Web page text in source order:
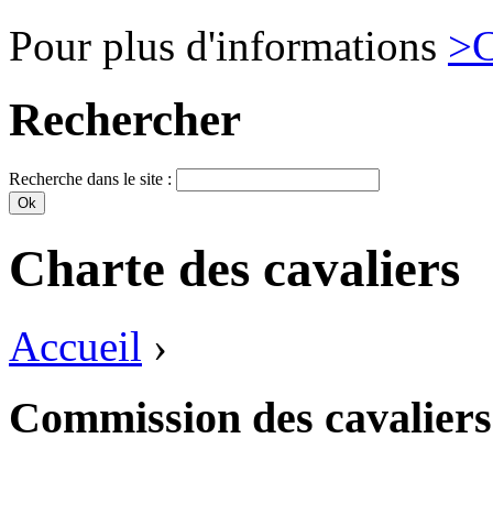
Pour plus d'informations
Rechercher
Recherche dans le site :
Charte des cavaliers
Accueil ›
Commission des